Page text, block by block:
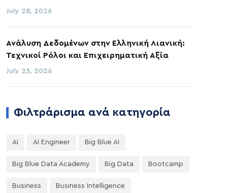
July 28, 2026
Ανάλυση Δεδομένων στην Ελληνική Λιανική:
Τεχνικοί Ρόλοι και Επιχειρηματική Αξία
July 23, 2026
Φιλτράρισμα ανά κατηγορία
AI AI Engineer Big Blue AI
Big Blue Data Academy Big Data Bootcamp
Business Business Intelligence